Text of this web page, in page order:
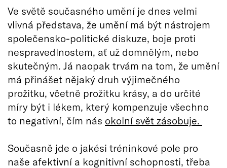
Ve světě současného umění je dnes velmi
vlivná představa, že umění má být nástrojem
společensko-politické diskuze, boje proti
nespravedlnostem, ať už domnělým, nebo
skutečným. Já naopak trvám na tom, že umění
má přinášet nějaký druh výjimečného
prožitku, včetně prožitku krásy, a do určité
míry být i lékem, který kompenzuje všechno
to negativní, čím nás okolní svět zásobuje.
Současně jde o jakési tréninkové pole pro
naše afektivní a kognitivní schopnosti, třeba